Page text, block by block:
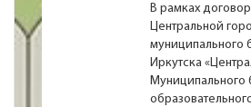
В рамках
Центральной
муниципального
Иркутска
Муниципального